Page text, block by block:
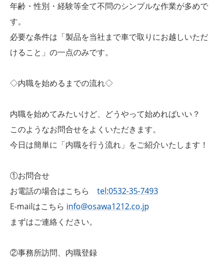
年齢・性別・経験等全て不問のシンプルな作業が多めで
す。
必要な条件は「製品を当社まで車で取りにお越しいただ
けること」の一点のみです。
◇内職を始めるまでの流れ◇
内職を始めてみたいけど、どうやって始めればいい？
このようなお問合せをよくいただきます。
今日は簡単に「内職を行う流れ」をご紹介いたします！
①お問合せ
お電話の場合はこちら tel:0532-35-7493
E-mailはこちら info@osawa1212.co.jp
まずはご連絡ください。
②事務所訪問、内職登録